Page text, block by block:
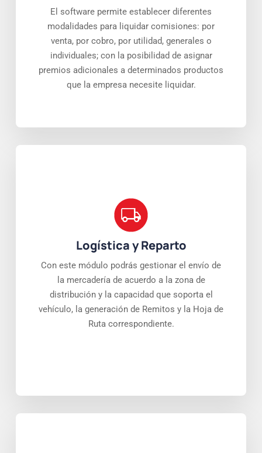
El software permite establecer diferentes
modalidades para liquidar comisiones: por
venta, por cobro, por utilidad, generales o
individuales; con la posibilidad de asignar
premios adicionales a determinados productos
que la empresa necesite liquidar.
Logística y Reparto
Con este módulo podrás gestionar el envío de
la mercadería de acuerdo a la zona de
distribución y la capacidad que soporta el
vehículo, la generación de Remitos y la Hoja de
Ruta correspondiente.